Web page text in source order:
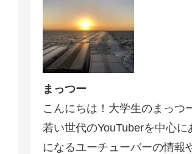
まっつー
こんにちは！大学生のまっつ
若い世代のYouTuberを中心に
になるユーチューバーの情報